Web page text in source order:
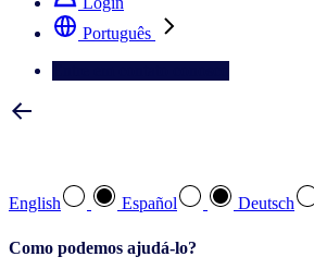
Português
English Español Deutsch
Como podemos ajudá-lo?